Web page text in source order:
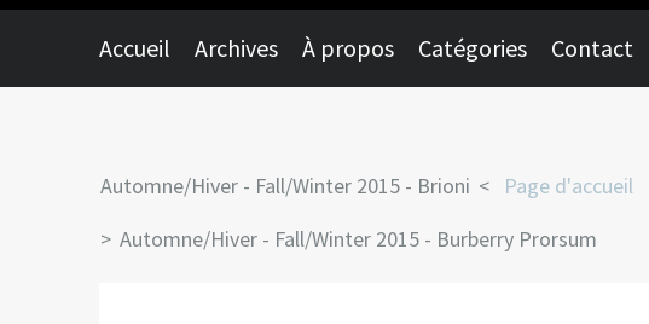
Accueil Archives À propos Catégories Contact
Automne/Hiver - Fall/Winter 2015 - Brioni
Page d'accueil
Automne/Hiver - Fall/Winter 2015 - Burberry Prorsum